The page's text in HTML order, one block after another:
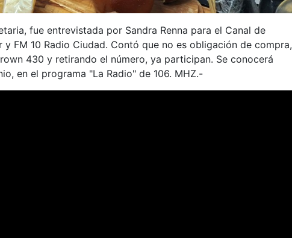
fue entrevistada por Sandra Renna para el Canal de
FM 10 Radio Ciudad. Contó que no es obligación de compra,
430 y retirando el número, ya participan. Se conocerá
en el programa "La Radio" de 106. MHZ.-